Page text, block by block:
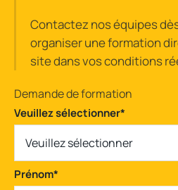
Contactez nos équipes
organiser une formation
site dans vos conditions
Demande de formation
Veuillez sélectionner*
Veuillez sélectionner
Prénom*